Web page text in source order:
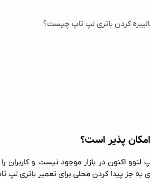
پذیر است؟
اکنون در بازار موجود نیست و کاربران را
جز پیدا کردن محلی برای تعمیر باتری لپ